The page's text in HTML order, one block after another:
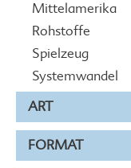
Mittelamerika
Rohstoffe
Spielzeug
Systemwandel
ART
FORMAT